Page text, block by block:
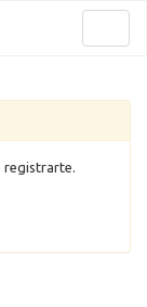
registrarte.